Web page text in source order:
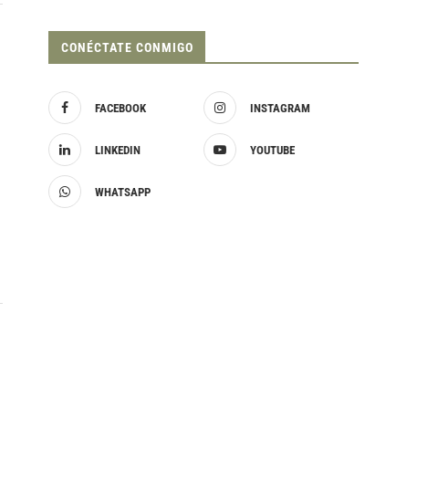
CONÉCTATE CONMIGO
FACEBOOK INSTAGRAM
LINKEDIN YOUTUBE
WHATSAPP